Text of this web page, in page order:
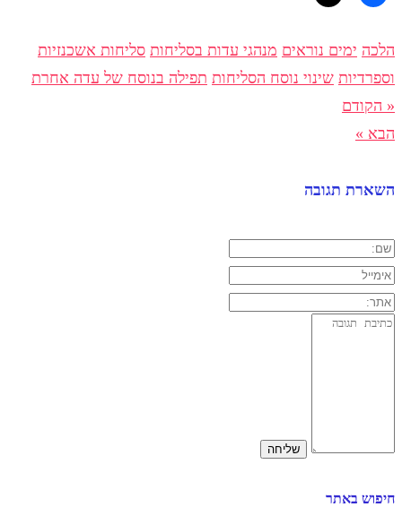
הלכה ימים נוראים מנהגי עדות בסליחות סליחות אשכנזיות
וספרדיות שינוי נוסח הסליחות תפילה בנוסח של עדה אחרת
« הקודם
הבא »
השארת תגובה
חיפוש באתר